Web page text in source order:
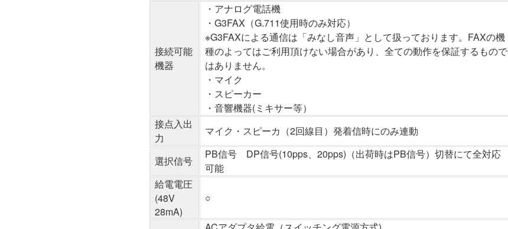
接続可能
機器
・アナログ電話機
・G3FAX（G.711使用時のみ対応）
※G3FAXによる通信は「みなし音声」として扱っております。FAXの機
種のよってはご利用頂けない場合があり、全ての動作を保証するもので
はありません。
・マイク
・スピーカー
・音響機器(ミキサー等）
接点入出
力
マイク・スピーカ（2回線目）発着信時にのみ連動
選択信号
PB信号 DP信号(10pps、20pps)（出荷時はPB信号）切替にて全対応
可能
給電電圧
(48V
28mA)
○